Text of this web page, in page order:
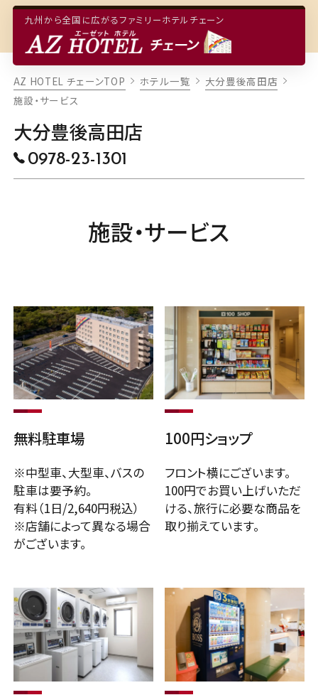
九州から全国に広がるファミリーホテルチェーン
TOP
客室
レストラン・朝食
周辺情報
お知らせ
プライバシーポリシー サイトマップ お問い合わせ
プラン一覧
企業サイト
採用サイト
AZ HOTEL チェーンTOP ホテル一覧
大分豊後高田店
施設・サービス
大分豊後高田店
0978-23-1301
施設・サービス
無料駐車場
※中型車、大型車、バスの
駐車は要予約。
有料（1日/2,640円税込）
※店舗によって異なる場合
がございます。
100円ショップ
フロント横にございます。
100円でお買い上げいただ
ける、旅行に必要な商品を
取り揃えています。
大分豊後高田店
ご予約・空室検索
本日から5日間の空室状況
8/09
8/10
8/11
8/12
8/13
宿泊日から
探す
カレンダーから
探す
部屋別で
探す
日付未定
宿泊数 部屋数 人/部屋
喫煙/禁煙
夕食あり
検索